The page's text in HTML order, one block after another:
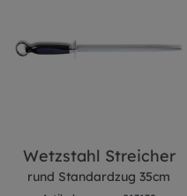
Wetzstahl Streicher
rund Standardzug 35cm